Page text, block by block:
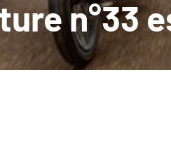
n°33